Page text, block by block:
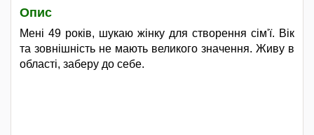
Опис
Мені 49 років, шукаю жінку для створення сім'ї. Вік
та зовнішність не мають великого значення. Живу в
області, заберу до себе.